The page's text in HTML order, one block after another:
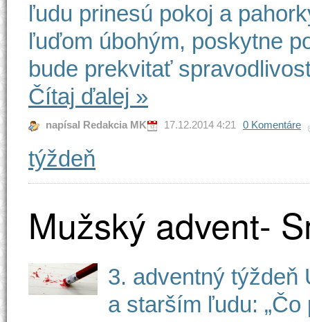
ľudu prinesú pokoj a
ľuďom úbohým, poskytne
bude prekvitať
Čítaj ďalej »
napísal Redakcia MK 17.12.2014 4:21 0 Komentáre
týždeň
Mužský advent-
3. adventný týždeň
a starším ľudu: